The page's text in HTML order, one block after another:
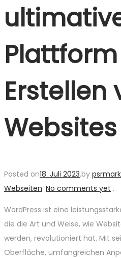
Erstellen
Websites
Posted on18. Juli 2023.by
Webseiten. No comments yet .
WordPress ist eine
die die Art und Weise, wie
werden, revolutioniert hat. Mit
Oberfläche, umfangreichen